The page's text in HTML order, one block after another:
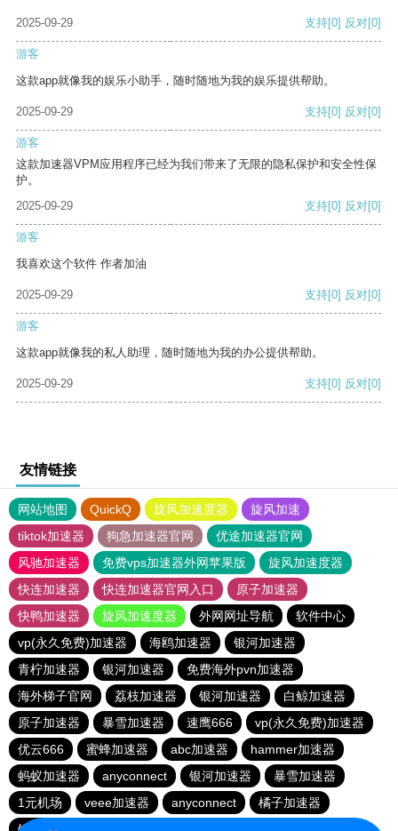
2025-09-29 支持[0] 反对[0]
游客
这款app就像我的娱乐小助手，随时随地为我的娱乐提供帮助。
2025-09-29 支持[0] 反对[0]
游客
这款加速器VPM应用程序已经为我们带来了无限的隐私保护和安全性保
护。
2025-09-29
支持[0] 反对[0]
游客
我喜欢这个软件 作者加油
2025-09-29 支持[0] 反对[0]
游客
这款app就像我的私人助理，随时随地为我的办公提供帮助。
2025-09-29 支持[0] 反对[0]
友情链接
网站地图 QuickQ 旋风加速度器
旋风加速
tiktok加速器
狗急加速器官网
优途加速器官网
风驰加速器
免费vps加速器外网苹果版
旋风加速度器
快连加速器
快连加速器官网入口
原子加速器
快鸭加速器
旋风加速度器 外网网址导航
软件中心
vp(永久免费)加速器
海鸥加速器
银河加速器
青柠加速器
银河加速器
免费海外pvn加速器
海外梯子官网
荔枝加速器 银河加速器
白鲸加速器
原子加速器
暴雪加速器 速鹰666
vp(永久免费)加速器
优云666
蜜蜂加速器 abc加速器
hammer加速器
蚂蚁加速器
anyconnect 银河加速器
暴雪加速器
1元机场
veee加速器 anyconnect
橘子加速器